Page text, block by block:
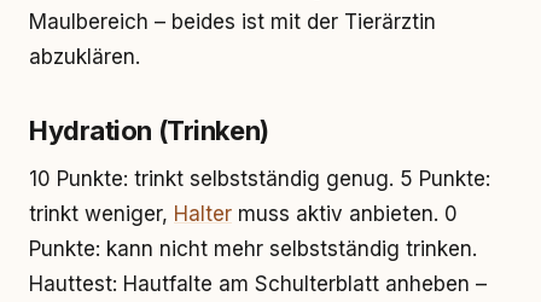
Maulbereich – beides ist mit der Tierärztin
abzuklären.
Hydration (Trinken)
10 Punkte: trinkt selbstständig genug. 5 Punkte:
trinkt weniger, Halter muss aktiv anbieten. 0
Punkte: kann nicht mehr selbstständig trinken.
Hauttest: Hautfalte am Schulterblatt anheben –